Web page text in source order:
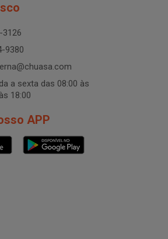
3126
9380
a sexta das 08:00 às
18:00
APP